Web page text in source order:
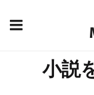
小説